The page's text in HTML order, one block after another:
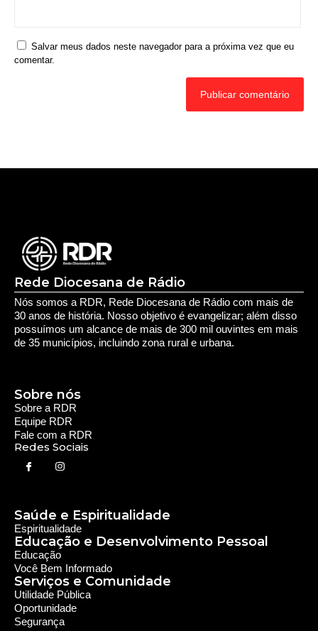
Salvar meus dados neste navegador para a próxima vez que eu
comentar.
Rede Diocesana de Rádio
Nós somos a RDR, Rede Diocesana de Rádio com mais de
30 anos de história. Nosso objetivo é evangelizar; além disso
possuímos um alcance de mais de 300 mil ouvintes em mais
de 35 municípios, incluindo zona rural e urbana.
Sobre a RDR
Equipe RDR
Fale com a RDR
Redes Sociais
Sobre nós
Saúde e Espiritualidade
Espiritualidade
Educação e Desenvolvimento Pessoal
Educação
Você Bem Informado
Serviços e Comunidade
Utilidade Pública
Oportunidade
Segurança